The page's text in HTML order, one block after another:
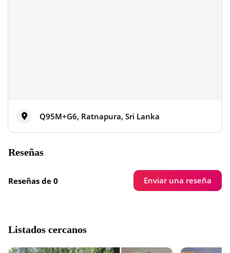
Q95M+G6, Ratnapura, Sri Lanka
Reseñas
Reseñas de 0 Enviar una reseña
Listados cercanos